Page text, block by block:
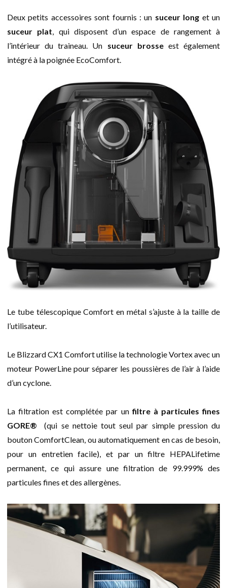
Deux petits accessoires sont fournis : un suceur long et un
suceur plat, qui disposent d’un espace de rangement à
l’intérieur du traineau. Un suceur brosseest également
intégré à la poignée EcoComfort.
Le tube télescopique Comfort en métal s’ajuste à la taille de
l’utilisateur.
Le Blizzard CX1 Comfort utilise la technologie Vortex avec un
moteur PowerLine pour séparer les poussières de l’air à l’aide
d’un cyclone.
La filtration est complétée par unfiltre à particules fines
GORE®
(qui se nettoie tout seul par simple pression du
bouton ComfortClean, ou automatiquement en cas de besoin,
pour un entretien facile), et par un filtre HEPALifetime
permanent, ce qui assure une filtration de 99.999% des
particules fines et des allergènes.